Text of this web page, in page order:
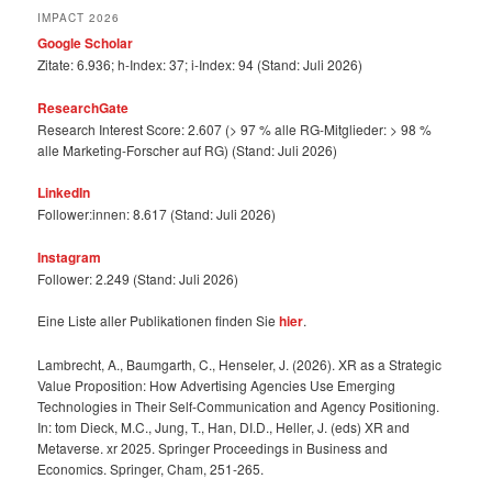
IMPACT 2026
Google Scholar
Zitate: 6.936; h-Index: 37; i-Index: 94 (Stand: Juli 2026)
ResearchGate
Research Interest Score: 2.607 (> 97 % alle RG-Mitglieder: > 98 %
alle Marketing-Forscher auf RG) (Stand: Juli 2026)
LinkedIn
Follower:innen: 8.617 (Stand: Juli 2026)
Instagram
Follower: 2.249 (Stand: Juli 2026)
Eine Liste aller Publikationen finden Siehier.
Lambrecht, A., Baumgarth, C., Henseler, J. (2026). XR as a Strategic
Value Proposition: How Advertising Agencies Use Emerging
Technologies in Their Self-Communication and Agency Positioning.
In: tom Dieck, M.C., Jung, T., Han, DI.D., Heller, J. (eds) XR and
Metaverse. xr 2025. Springer Proceedings in Business and
Economics. Springer, Cham, 251-265.